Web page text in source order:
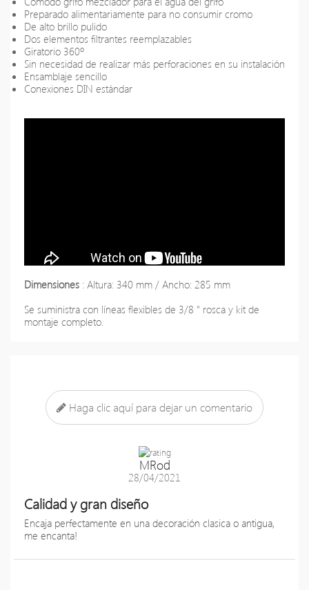
Preparado alimentariamente para no consumir cromo
De alto brillo pulido
Dos elementos filtrantes reemplazables
Giratorio 360º
Sin necesidad de realizar más perforaciones en su instalación
Ensamblaje sencillo
Conexiones DIN estándar
Dimensiones : Altura: 340 mm / Ancho: 285 mm
Se suministra con líneas flexibles de 3/8 " rosca y kit de
montaje completo.
Haga clic aquí para dejar un comentario
MRod
28/04/2021
Calidad y gran diseño
Encaja perfectamente en una decoración clasica o antigua,
me encanta!